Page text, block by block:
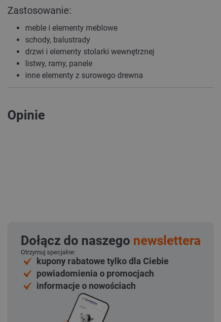
Zastosowanie:
meble i elementy meblowe
schody, balustrady
drzwi i elementy stolarki wewnętrznej
listwy, ramy, panele
inne elementy z surowego drewna
Opinie
Dołącz do naszego newslettera
Otrzymuj specjalne:
kupony rabatowe tylko dla Ciebie
powiadomienia o promocjach
informacje o nowościach